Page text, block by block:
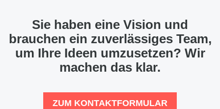
Sie haben eine Vision und
brauchen ein zuverlässiges Team,
um Ihre Ideen umzusetzen? Wir
machen das klar.
ZUM KONTAKTFORMULAR